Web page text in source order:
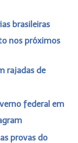
brasileiras
nos próximos
rajadas de
federal em
provas do